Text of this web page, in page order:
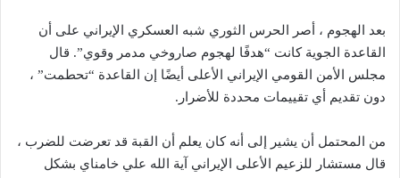
بعد الهجوم ، أصر الحرس الثوري شبه العسكري الإيراني على أن
القاعدة الجوية كانت “هدفًا لهجوم صاروخي مدمر وقوي”. قال
مجلس الأمن القومي الإيراني الأعلى أيضًا إن القاعدة “تحطمت” ،
دون تقديم أي تقييمات محددة للأضرار.
من المحتمل أن يشير إلى أنه كان يعلم أن القبة قد تعرضت للضرب ،
قال مستشار للزعيم الأعلى الإيراني آية الله علي خامناي بشكل